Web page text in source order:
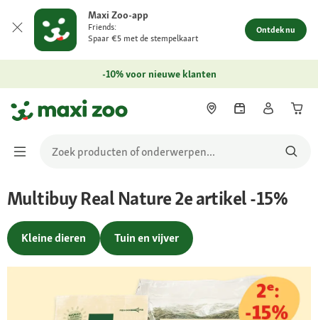
Maxi Zoo-app
Friends:
Spaar €5 met de stempelkaart
Ontdek nu
-10% voor nieuwe klanten
Multibuy Real Nature 2e artikel -15%
Kleine dieren Tuin en vijver